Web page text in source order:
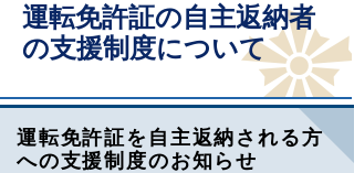
運転免許証の自主返納者
の支援制度について
運転免許証を自主返納される方
への支援制度のお知らせ